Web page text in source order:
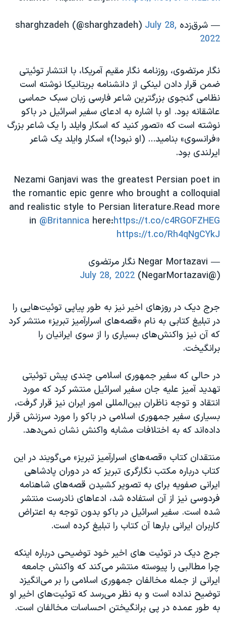
— شرق‌زده sharghzadeh (@sharghzadeh) July 28,
2022
نگار مرتضوی، روزنامه نگار مقیم آمریکا، با انتشار توئیتی
ضمن قرار دادن لینکی از دانشنامه بریتانیکا نوشته است
نظامی گنجوی بزرگترین شاعر فارسی زبان سبک حماسی
عاشقانه بود. او با اشاره به ادعای سفیر اسرائيل در باکو
نوشته است که «تصور کنید که اسکار وایلد را یک شاعر بزرگ
«فرانسوی» بنامید... (او نبود!)» اسکار وایلد یک شاعر
ایرلندی بود.
Nezami Ganjavi was the greatest Persian poet in
the romantic epic genre who brought a colloquial
and realistic style to Persian literature.Read more
in @Britannica here:https://t.co/c4RGOFZHEG
https://t.co/Rh4qNgCYkJ
— Negar Mortazavi نگار مرتضوی
(@NegarMortazavi)
July 28, 2022
جرج دیک در روزهای اخیر نیز به طور پیاپی توئیت‌هایی را
در تبلیغ کتابی به نام «قصه‌های اسرارآمیز تبریز» منتشر کرد
که آن‌ نیز واکنش‌های بسیاری را از سوی ایرانیان را
برانگیخت.
در حالی که سفیر جمهوری اسلامی چندی پیش توئیتی
تهدید آمیز علیه جان سفیر اسرائيل منتشر کرد که مورد
انتقاد و توجه ناظران بین‌‌المللی امور ایران نیز قرار گرفت،
بسیاری سفیر جمهوری اسلامی در باکو را مورد سرزنش قرار
داده‌اند که به اختلافات مشابه واکنش نشان نمی‌دهد.
منتقدان کتاب «قصه‌های اسرارآمیز تبریز» می‌گویند در این
کتاب درباره مکتب نگارگری تبریز که در دوران پادشاهی
ایرانی صفویه برای به تصویر کشیدن قصه‌های شاهنامه
فردوسی نیز از آن استفاده شد، ادعاهای نادرست منتشر
شده است. سفیر اسرائيل در باکو بدون توجه به اعتراض
کاربران ایرانی‌ بارها آن کتاب را تبلیغ کرده است.
جرج دیک در توئیت های اخیر خود توضیحی درباره اینکه
چرا مطالبی را پیوسته منتشر می‌کند که واکنش جامعه
ایرانی از جمله مخالفان جمهوری اسلامی را بر می‌انگیزد
توضیح نداده است و به نظر می‌رسد که توئیت‌های اخیر او
به طور عمده در پی برانگیختن احساسات مخالفان است.